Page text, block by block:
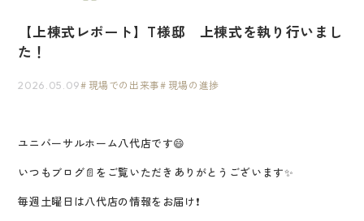
【上棟式レポート】T様邸 上棟式を執り行いまし
た！
2026.05.09 現場での出来事 現場の進捗
ユニバーサルホーム八代店です😄
いつもブログ📄をご覧いただき ありがとうございます✨
毎週土曜日は八代店の情報をお届け❗